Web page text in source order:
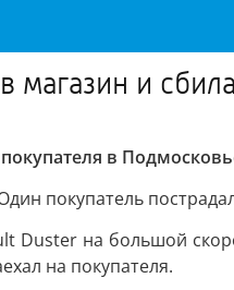
магазин и
в
покупатель
на большой
на покупателя.